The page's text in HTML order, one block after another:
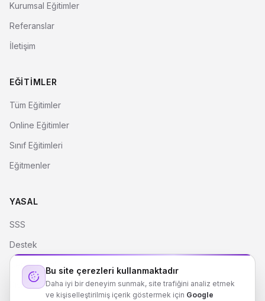
Kurumsal Eğitimler
Referanslar
İletişim
EĞITIMLER
Tüm Eğitimler
Online Eğitimler
Sınıf Eğitimleri
Eğitmenler
YASAL
SSS
Destek
Çerez Politikası
Kişisel Verilerin Korunması
Bu site çerezleri kullanmaktadır
Daha iyi bir deneyim sunmak, site trafiğini analiz etmek
ve kişiselleştirilmiş içerik göstermek için Google